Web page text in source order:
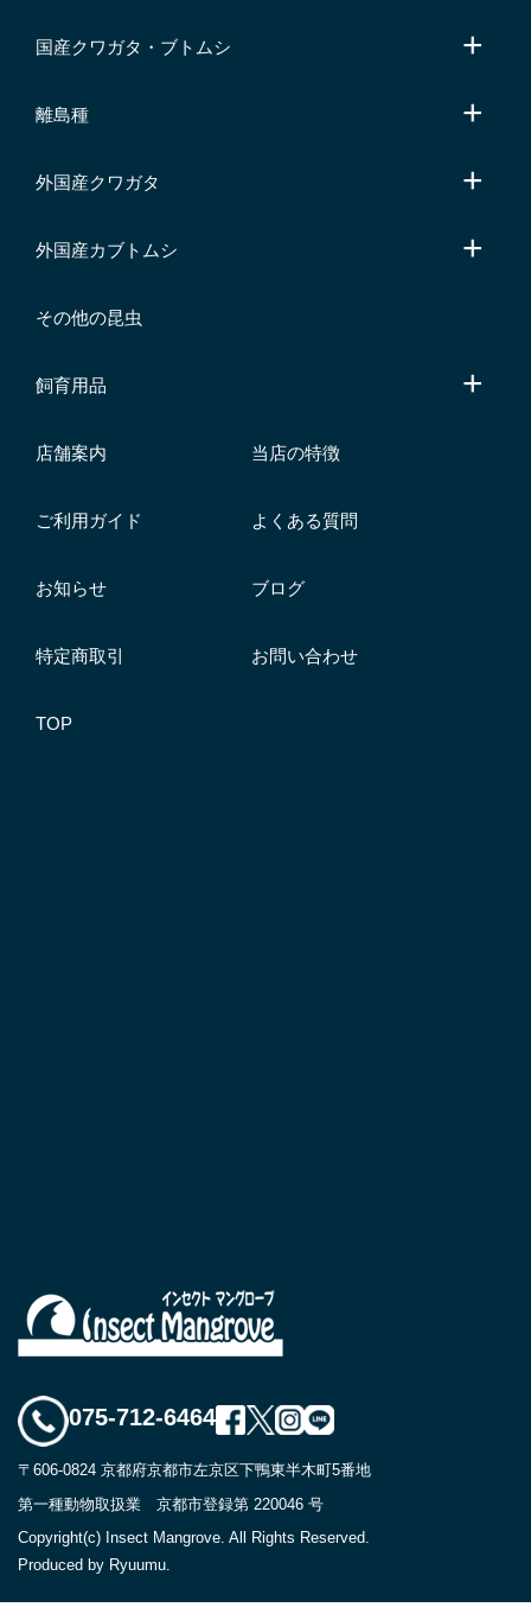
国産クワガタ・ブトムシ
離島種
外国産クワガタ
外国産カブトムシ
その他の昆虫
飼育用品
店舗案内 当店の特徴
ご利用ガイド よくある質問
お知らせ ブログ
特定商取引 お問い合わせ
TOP
075-712-6464
〒606-0824 京都府京都市左京区下鴨東半木町5番地
第一種動物取扱業 京都市登録第 220046 号
Copyright(c) Insect Mangrove. All Rights Reserved.
Produced by Ryuumu.